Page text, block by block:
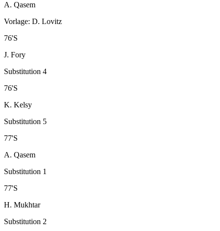
A. Qasem
Vorlage: D. Lovitz
76'S
J. Fory
Substitution 4
76'S
K. Kelsy
Substitution 5
77'S
A. Qasem
Substitution 1
77'S
H. Mukhtar
Substitution 2